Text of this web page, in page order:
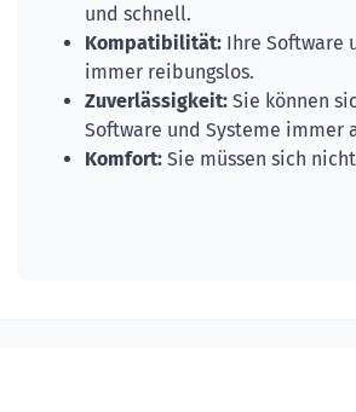
und schnell.
Kompatibilität: Ihre Software
immer reibungslos.
Zuverlässigkeit: Sie können
Software und Systeme immer
Komfort: Sie müssen sich